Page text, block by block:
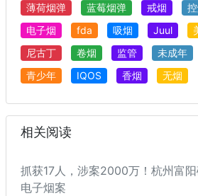
薄荷烟弹
蓝莓烟弹 戒烟
电子烟
fda 吸烟 Juul
尼古丁
卷烟 监管 未成年
青少年
IQOS 香烟 无烟
相关阅读
抓获17人，涉案2000万！杭州富
电子烟案